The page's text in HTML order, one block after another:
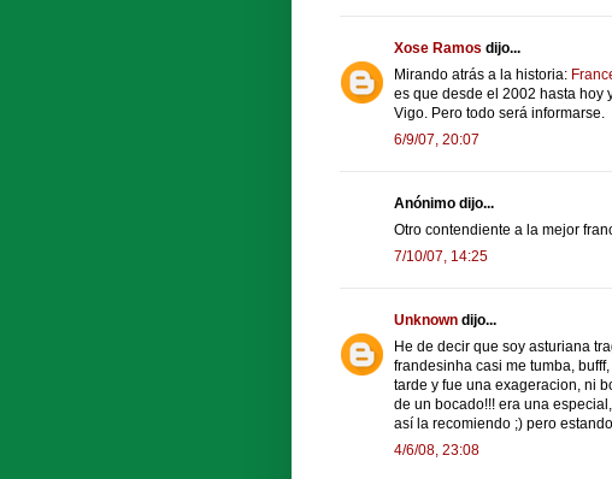
Xose Ramos dijo...
Mirando atrás a la historia:
es que desde el 2002 hasta hoy
Vigo. Pero todo será informarse.
6/9/07, 20:07
Anónimo dijo...
Otro contendiente a la mejor
7/10/07, 14:25
Unknown dijo...
He de decir que soy asturiana
frandesinha casi me tumba,
tarde y fue una exageracion, ni
de un bocado!!! era una
así la recomiendo ;) pero
4/6/08, 23:08